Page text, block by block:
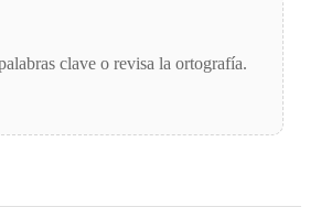
clave o revisa la ortografía.